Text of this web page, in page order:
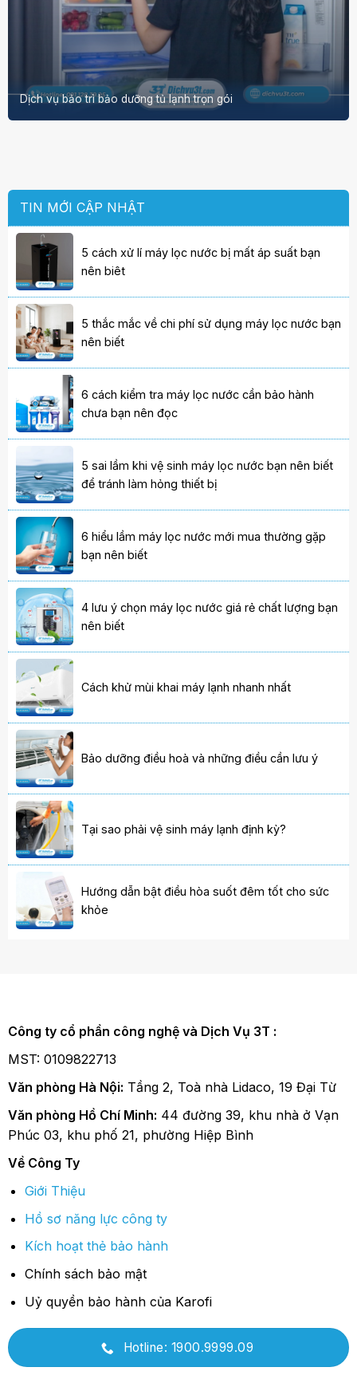
Dịch vụ bảo trì bảo dưỡng tủ lạnh trọn gói
TIN MỚI CẬP NHẬT
5 cách xử lí máy lọc nước bị mất áp suất bạn
nên biêt
5 thắc mắc về chi phí sử dụng máy lọc nước bạn
nên biết
6 cách kiểm tra máy lọc nước cần bảo hành
chưa bạn nên đọc
5 sai lầm khi vệ sinh máy lọc nước bạn nên biết
để tránh làm hỏng thiết bị
6 hiểu lầm máy lọc nước mới mua thường gặp
bạn nên biết
4 lưu ý chọn máy lọc nước giá rẻ chất lượng bạn
nên biết
Cách khử mùi khai máy lạnh nhanh nhất
Bảo dưỡng điều hoà và những điều cần lưu ý
Tại sao phải vệ sinh máy lạnh định kỳ?
Hướng dẫn bật điều hòa suốt đêm tốt cho sức
khỏe
Công ty cổ phần công nghệ và Dịch Vụ 3T :
MST: 0109822713
Văn phòng Hà Nội: Tầng 2, Toà nhà Lidaco, 19 Đại Từ
Văn phòng Hồ Chí Minh: 44 đường 39, khu nhà ở Vạn
Phúc 03, khu phố 21, phường Hiệp Bình
Về Công Ty
Giới Thiệu
Hồ sơ năng lực công ty
Kích hoạt thẻ bảo hành
Chính sách bảo mật
Uỷ quyền bảo hành của Karofi
Hotline: 1900.9999.09